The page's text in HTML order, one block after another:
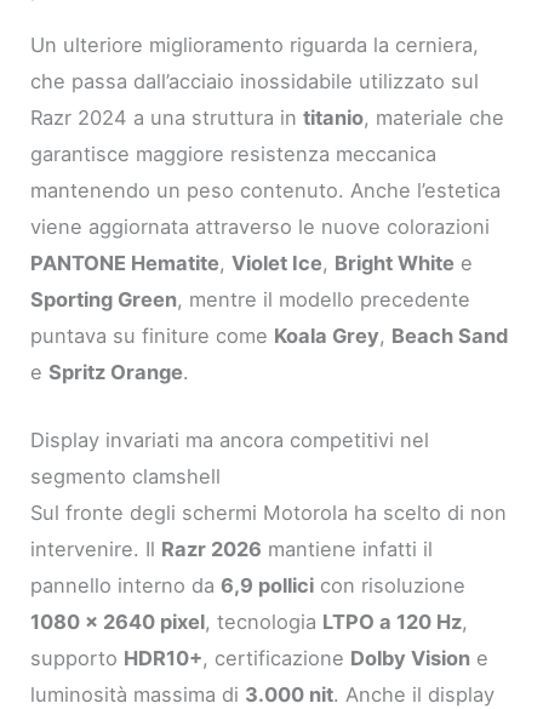
Un ulteriore miglioramento riguarda la cerniera,
che passa dall’acciaio inossidabile utilizzato sul
Razr 2024 a una struttura intitanio, materiale che
garantisce maggiore resistenza meccanica
mantenendo un peso contenuto. Anche l’estetica
viene aggiornata attraverso le nuove colorazioni
PANTONE Hematite,Violet Ice, Bright White e
Sporting Green, mentre il modello precedente
puntava su finiture come Koala Grey, Beach Sand
eSpritz Orange.
Display invariati ma ancora competitivi nel
segmento clamshell
Sul fronte degli schermi Motorola ha scelto di non
intervenire. Il Razr 2026 mantiene infatti il
pannello interno da6,9 pollici con risoluzione
1080 x 2640 pixel, tecnologia LTPO a 120 Hz,
supporto HDR10+, certificazione Dolby Vision e
luminosità massima di 3.000 nit. Anche il display